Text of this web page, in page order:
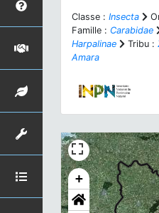
Classe : Insecta
Famille : Carabidae
Harpalinae
Tribu :
Amara
+